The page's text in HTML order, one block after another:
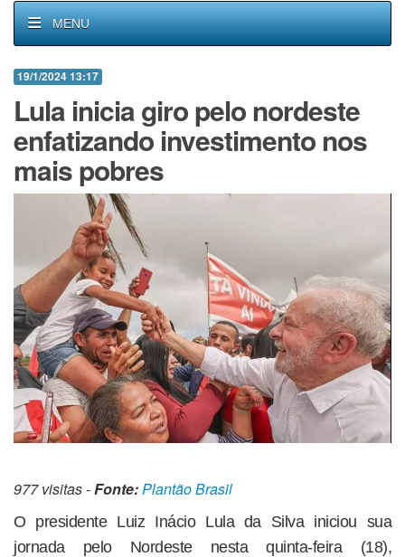
MENU
19/1/2024 13:17
Lula inicia giro pelo nordeste
enfatizando investimento nos
mais pobres
977 visitas -Fonte:Plantão Brasil
O presidente Luiz Inácio Lula da Silva iniciou sua
jornada pelo Nordeste nesta quinta-feira (18),